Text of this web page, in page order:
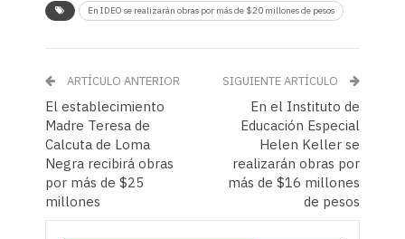
En IDEO se realizarán obras por más de $20 millones de pesos
ARTÍCULO ANTERIOR
El establecimiento
Madre Teresa de
Calcuta de Loma
Negra recibirá obras
por más de $25
millones
SIGUIENTE ARTÍCULO
En el Instituto de
Educación Especial
Helen Keller se
realizarán obras por
más de $16 millones
de pesos